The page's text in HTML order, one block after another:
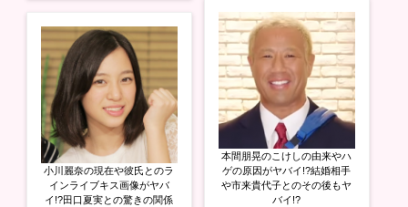
小川麗奈の現在や彼氏とのラ
インライブキス画像がヤバ
イ!?田口夏実との驚きの関係
本間朋晃のこけしの由来やハ
ゲの原因がヤバイ!?結婚相手
や市来貴代子とのその後もヤ
バイ!?